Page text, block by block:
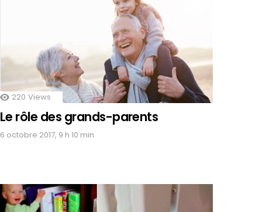
220 Views
Le rôle des grands-parents
6 octobre 2017, 9 h 10 min